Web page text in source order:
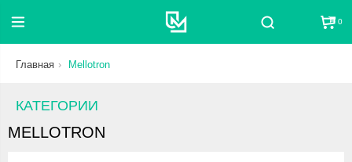
Поиск 0
Главная Mellotron
КАТЕГОРИИ
MELLOTRON